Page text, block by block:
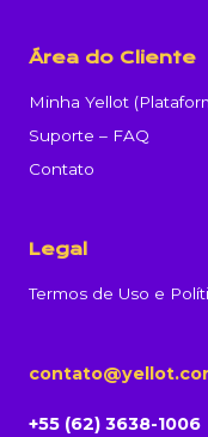
Área do Cliente
Minha Yellot
Suporte – FAQ
Contato
Legal
Termos de Uso e
+55 (62) 3638-1006